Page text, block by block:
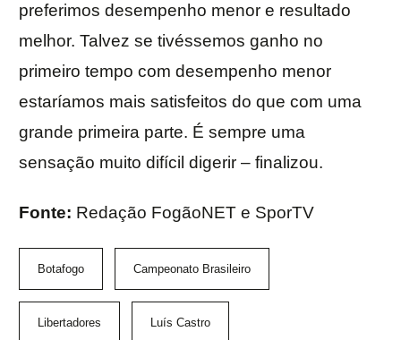
preferimos desempenho menor e resultado
melhor. Talvez se tivéssemos ganho no
primeiro tempo com desempenho menor
estaríamos mais satisfeitos do que com uma
grande primeira parte. É sempre uma
sensação muito difícil digerir – finalizou.
Fonte: Redação FogãoNET e SporTV
Botafogo Campeonato Brasileiro
Libertadores Luís Castro